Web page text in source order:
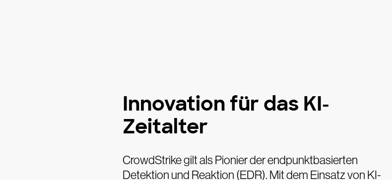
Innovation für das KI-
Zeitalter
CrowdStrike gilt als Pionier der endpunktbasierten
Detektion und Reaktion (EDR). Mit dem Einsatz von KI-